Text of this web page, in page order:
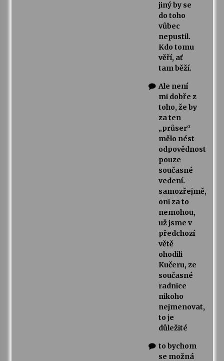
jiný by se
do toho
vůbec
nepustil.
Kdo tomu
věří, ať
tam běží.
Ale není
mi dobře z
toho, že by
za ten
„průser“
mělo nést
odpovědnost
pouze
současné
vedení.–
samozřejmě,
oni za to
nemohou,
už jsme v
předchozí
větě
ohodili
Kučeru, ze
současné
radnice
nikoho
nejmenovat,
to je
důležité
to bychom
se možná